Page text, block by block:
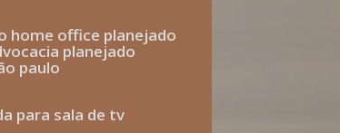
home office planejado
planejado
paulo
para sala de tv